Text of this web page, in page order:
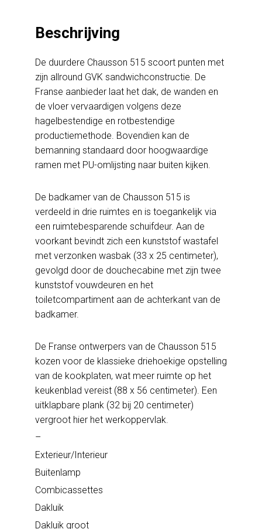
Beschrijving
De duurdere Chausson 515 scoort punten met
zijn allround GVK sandwichconstructie. De
Franse aanbieder laat het dak, de wanden en
de vloer vervaardigen volgens deze
hagelbestendige en rotbestendige
productiemethode. Bovendien kan de
bemanning standaard door hoogwaardige
ramen met PU-omlijsting naar buiten kijken.
De badkamer van de Chausson 515 is
verdeeld in drie ruimtes en is toegankelijk via
een ruimtebesparende schuifdeur. Aan de
voorkant bevindt zich een kunststof wastafel
met verzonken wasbak (33 x 25 centimeter),
gevolgd door de douchecabine met zijn twee
kunststof vouwdeuren en het
toiletcompartiment aan de achterkant van de
badkamer.
De Franse ontwerpers van de Chausson 515
kozen voor de klassieke driehoekige opstelling
van de kookplaten, wat meer ruimte op het
keukenblad vereist (88 x 56 centimeter). Een
uitklapbare plank (32 bij 20 centimeter)
vergroot hier het werkoppervlak.
–
Exterieur/Interieur
Buitenlamp
Combicassettes
Dakluik
Dakluik groot